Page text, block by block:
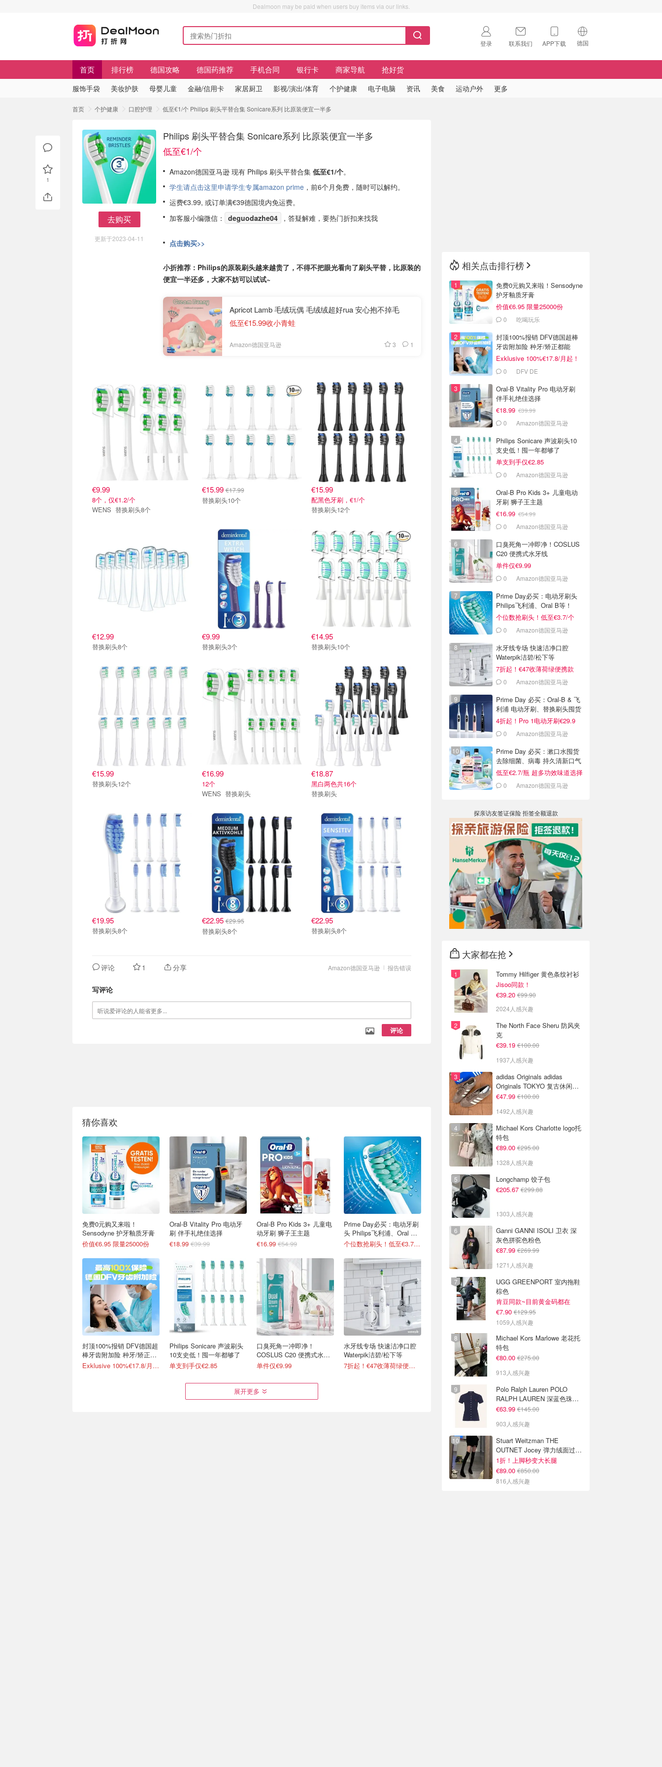
Dealmoon may be paid when users buy items via our links.
登录 联系我们 APP下载 德国
🇺🇸
首页 排行榜 德国攻略 德国药推荐 手机合同 银行卡 商家导航 抢好货
服饰手袋 美妆护肤 母婴儿童 金融/信用卡 家居厨卫 影视/演出/体育 个护健康 电子电脑 资讯 美食 运动户外 更多
首页 个护健康 口腔护理 低至€1/个 Philips 刷头平替合集 Sonicare系列 比原装便宜一半多
去购买
更新于2023-04-11
Philips 刷头平替合集 Sonicare系列 比原装便宜一半多
低至€1/个
Amazon德国亚马逊 现有 Philips 刷头平替合集 低至€1/个。
学生请点击这里申请学生专属amazon prime ，前6个月免费，随时可以解约。
运费€3.99, 或订单满€39德国境内免运费。
加客服小编微信：
deguodazhe04 ，答疑解难，要热门折扣来找我
点击购买>>
小折推荐：Philips的原装刷头越来越贵了，不得不把眼光看向了刷头平替，比原装的
便宜一半还多，大家不妨可以试试~
Apricot Lamb 毛绒玩偶 毛绒绒超好rua 安心抱不掉毛
低至€15.99收小青蛙
Amazon德国亚马逊 3 1
€9.99
8个，仅€1.2/个
WENS 替换刷头8个
€15.99€17.99
替换刷头10个
€15.99
配黑色牙刷，€1/个
替换刷头12个
€12.99
替换刷头8个
€9.99
替换刷头3个
€14.95
替换刷头10个
€15.99
替换刷头12个
€16.99
12个
WENS 替换刷头
€18.87
黑白两色共16个
替换刷头
€19.95
替换刷头8个
€22.95€29.95
替换刷头8个
€22.95
替换刷头8个
报告错误
Amazon德国亚马逊
评论 1 分享
写评论
评论
猜你喜欢
免费0元购又来啦！
Sensodyne 护牙釉质牙膏
价值€6.95 限量25000份
封顶100%报销 DFV德国超
棒牙齿附加险 种牙/矫正都
能报！
Exklusive 100%€17.8/月起！继续送10欧礼卡
Oral-B Vitality Pro 电动牙
刷 伴手礼绝佳选择
€18.99 €39.99
Philips Sonicare 声波刷头
10支史低！囤一年都够了
单支到手仅€2.85
Oral-B Pro Kids 3+ 儿童电
动牙刷 狮子王主题
€16.99 €54.99
口臭死角一冲即净！
COSLUS C20 便携式水牙
线
单件仅€9.99
Prime Day必买：电动牙刷
头 Philips飞利浦、Oral B
等！
个位数抢刷头！低至€3.7/个
水牙线专场 快速洁净口腔
Waterpik洁碧/松下等
7折起！€47收薄荷绿便携款
展开更多
1
相关点击排行榜
免费0元购又来啦！Sensodyne
护牙釉质牙膏
价值€6.95 限量25000份
0 吃喝玩乐
封顶100%报销 DFV德国超棒
牙齿附加险 种牙/矫正都能
报！
Exklusive 100%€17.8/月起！
继续送10欧礼卡
0 DFV DE
Oral-B Vitality Pro 电动牙刷
伴手礼绝佳选择
€18.99 €39.99
0 Amazon德国亚马逊
Philips Sonicare 声波刷头10
支史低！囤一年都够了
单支到手仅€2.85
0 Amazon德国亚马逊
Oral-B Pro Kids 3+ 儿童电动
牙刷 狮子王主题
€16.99 €54.99
0 Amazon德国亚马逊
口臭死角一冲即净！COSLUS
C20 便携式水牙线
单件仅€9.99
0 Amazon德国亚马逊
Prime Day必买：电动牙刷头
Philips飞利浦、Oral B等！
个位数抢刷头！低至€3.7/个
0 Amazon德国亚马逊
水牙线专场 快速洁净口腔
Waterpik洁碧/松下等
7折起！€47收薄荷绿便携款
0 Amazon德国亚马逊
Prime Day 必买：Oral-B & 飞
利浦 电动牙刷、替换刷头囤货
啦
4折起！Pro 1电动牙刷€29.9
0 Amazon德国亚马逊
Prime Day 必买：漱口水囤货
去除细菌、病毒 持久清新口气
低至€2.7/瓶 超多功效味道选择
0 Amazon德国亚马逊
探亲访友签证保险 拒签全额退款
大家都在抢
Tommy Hilfiger 黄色条纹衬衫
Jisoo同款！
€39.20 €99.90
2024人感兴趣
The North Face Sheru 防风夹
克
€39.19 €100.00
1937人感兴趣
adidas Originals adidas
Originals TOKYO 复古休闲鞋
深棕色
€47.99 €100.00
1492人感兴趣
Michael Kors Charlotte logo托
特包
€89.00 €295.00
1328人感兴趣
Longchamp 饺子包
€205.67 €299.88
1303人感兴趣
Ganni GANNI ISOLI 卫衣 深
灰色拼驼色粉色
€87.99 €269.99
1271人感兴趣
UGG GREENPORT 室内拖鞋
棕色
肯豆同款~目前黄金码都在
€7.90 €129.95
1059人感兴趣
Michael Kors Marlowe 老花托
特包
€80.00 €275.00
913人感兴趣
Polo Ralph Lauren POLO
RALPH LAUREN 深蓝色珠地
布 Polo衫
€63.99 €145.00
903人感兴趣
Stuart Weitzman THE
OUTNET Jocey 弹力绒面过膝
靴
1折！上脚秒变大长腿
€89.00 €850.00
816人感兴趣